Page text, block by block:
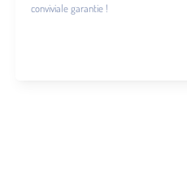
conviviale garantie !